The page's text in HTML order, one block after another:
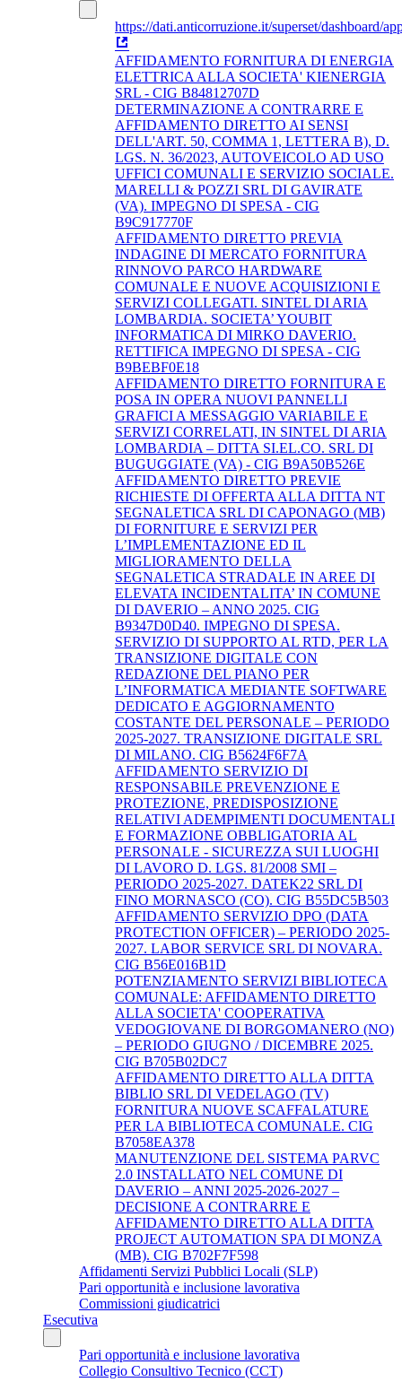
https://dati.anticorruzione.it/superset/dashboard/
AFFIDAMENTO FORNITURA DI ENERGIA
ELETTRICA ALLA SOCIETA' KIENERGIA
SRL - CIG B84812707D
DETERMINAZIONE A CONTRARRE E
AFFIDAMENTO DIRETTO AI SENSI
DELL'ART. 50, COMMA 1, LETTERA B), D.
LGS. N. 36/2023, AUTOVEICOLO AD USO
UFFICI COMUNALI E SERVIZIO SOCIALE.
MARELLI & POZZI SRL DI GAVIRATE
(VA). IMPEGNO DI SPESA - CIG
B9C917770F
AFFIDAMENTO DIRETTO PREVIA
INDAGINE DI MERCATO FORNITURA
RINNOVO PARCO HARDWARE
COMUNALE E NUOVE ACQUISIZIONI E
SERVIZI COLLEGATI. SINTEL DI ARIA
LOMBARDIA. SOCIETA’ YOUBIT
INFORMATICA DI MIRKO DAVERIO.
RETTIFICA IMPEGNO DI SPESA - CIG
B9BEBF0E18
AFFIDAMENTO DIRETTO FORNITURA E
POSA IN OPERA NUOVI PANNELLI
GRAFICI A MESSAGGIO VARIABILE E
SERVIZI CORRELATI, IN SINTEL DI ARIA
LOMBARDIA – DITTA SI.EL.CO. SRL DI
BUGUGGIATE (VA) - CIG B9A50B526E
AFFIDAMENTO DIRETTO PREVIE
RICHIESTE DI OFFERTA ALLA DITTA NT
SEGNALETICA SRL DI CAPONAGO (MB)
DI FORNITURE E SERVIZI PER
L’IMPLEMENTAZIONE ED IL
MIGLIORAMENTO DELLA
SEGNALETICA STRADALE IN AREE DI
ELEVATA INCIDENTALITA’ IN COMUNE
DI DAVERIO – ANNO 2025. CIG
B9347D0D40. IMPEGNO DI SPESA.
SERVIZIO DI SUPPORTO AL RTD, PER LA
TRANSIZIONE DIGITALE CON
REDAZIONE DEL PIANO PER
L’INFORMATICA MEDIANTE SOFTWARE
DEDICATO E AGGIORNAMENTO
COSTANTE DEL PERSONALE – PERIODO
2025-2027. TRANSIZIONE DIGITALE SRL
DI MILANO. CIG B5624F6F7A
AFFIDAMENTO SERVIZIO DI
RESPONSABILE PREVENZIONE E
PROTEZIONE, PREDISPOSIZIONE
RELATIVI ADEMPIMENTI DOCUMENTALI
E FORMAZIONE OBBLIGATORIA AL
PERSONALE - SICUREZZA SUI LUOGHI
DI LAVORO D. LGS. 81/2008 SMI –
PERIODO 2025-2027. DATEK22 SRL DI
FINO MORNASCO (CO). CIG B55DC5B503
AFFIDAMENTO SERVIZIO DPO (DATA
PROTECTION OFFICER) – PERIODO 2025-
2027. LABOR SERVICE SRL DI NOVARA.
CIG B56E016B1D
POTENZIAMENTO SERVIZI BIBLIOTECA
COMUNALE: AFFIDAMENTO DIRETTO
ALLA SOCIETA' COOPERATIVA
VEDOGIOVANE DI BORGOMANERO (NO)
– PERIODO GIUGNO / DICEMBRE 2025.
CIG B705B02DC7
AFFIDAMENTO DIRETTO ALLA DITTA
BIBLIO SRL DI VEDELAGO (TV)
FORNITURA NUOVE SCAFFALATURE
PER LA BIBLIOTECA COMUNALE. CIG
B7058EA378
MANUTENZIONE DEL SISTEMA PARVC
2.0 INSTALLATO NEL COMUNE DI
DAVERIO – ANNI 2025-2026-2027 –
DECISIONE A CONTRARRE E
AFFIDAMENTO DIRETTO ALLA DITTA
PROJECT AUTOMATION SPA DI MONZA
(MB). CIG B702F7F598
Affidamenti Servizi Pubblici Locali (SLP)
Pari opportunità e inclusione lavorativa
Commissioni giudicatrici
Esecutiva
Pari opportunità e inclusione lavorativa
Collegio Consultivo Tecnico (CCT)